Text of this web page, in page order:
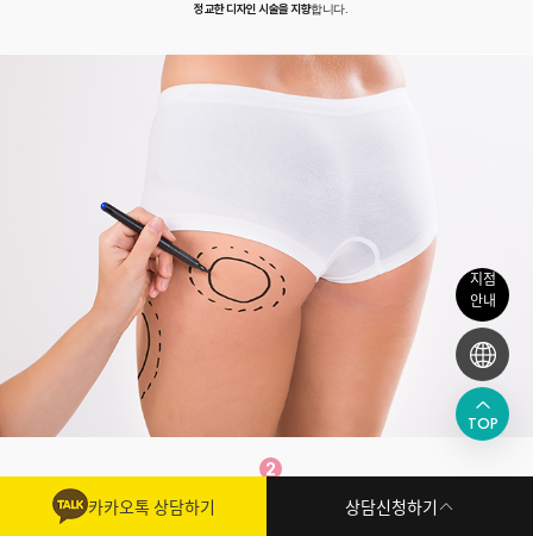
정교한 디자인 시술을 지향합니다.
2
정밀 체형 분석 기반 설계
TOP
지점
안내
빠른 상담신청
카카오톡 상담하기 상담신청하기